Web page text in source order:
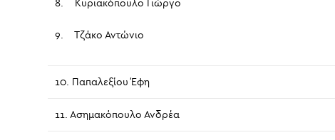
8. Κυριακόπουλο Γιώργο
9. Τζάκο Αντώνιο
10. Παπαλεξίου Έφη
11. Ασημακόπουλο Ανδρέα